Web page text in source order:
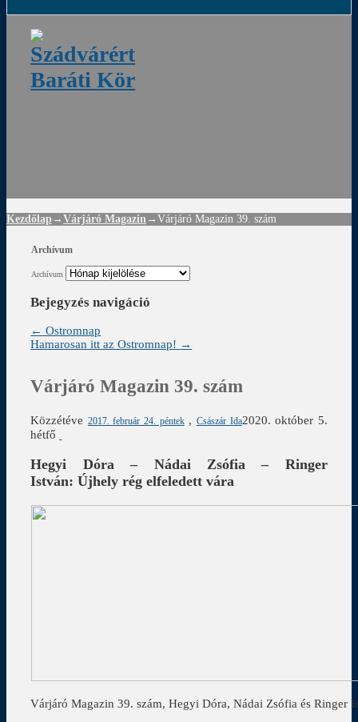
Kezdőlap → Várjáró Magazin → Várjáró Magazin 39. szám
Archívum
Archívum
Bejegyzés navigáció
← Ostromnap
Hamarosan itt az Ostromnap! →
Várjáró Magazin 39. szám
Közzétéve 2017. február 24. péntek , Császár Ida2020. október 5.
hétfő
Hegyi Dóra – Nádai Zsófia – Ringer
István:Újhely rég elfeledett vára
Várjáró Magazin 39. szám, Hegyi Dóra, Nádai Zsófia és Ringer